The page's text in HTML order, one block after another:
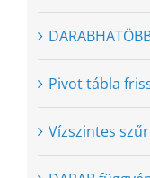
Pivot tábla
Vízszintes